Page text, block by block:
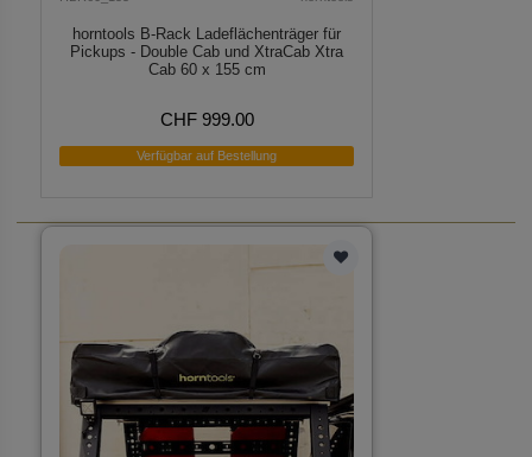
horntools B-Rack Ladeflächenträger für
Pickups - Double Cab und XtraCab Xtra
Cab 60 x 155 cm
CHF 999.00
Verfügbar auf Bestellung